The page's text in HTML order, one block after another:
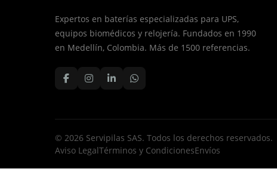
Expertos en baterías especializadas para UPS,
equipos biomédicos y relojería. Fundados en 1990
en Medellín, Colombia. Más de 1500 referencias.
© 2026 Servipilas SAS. Todos los derechos reservados.
Aviso LegalTérminos y CondicionesEnvíos